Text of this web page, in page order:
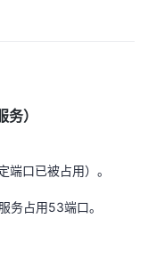
）
端口已被占用）。
务占用53端口。